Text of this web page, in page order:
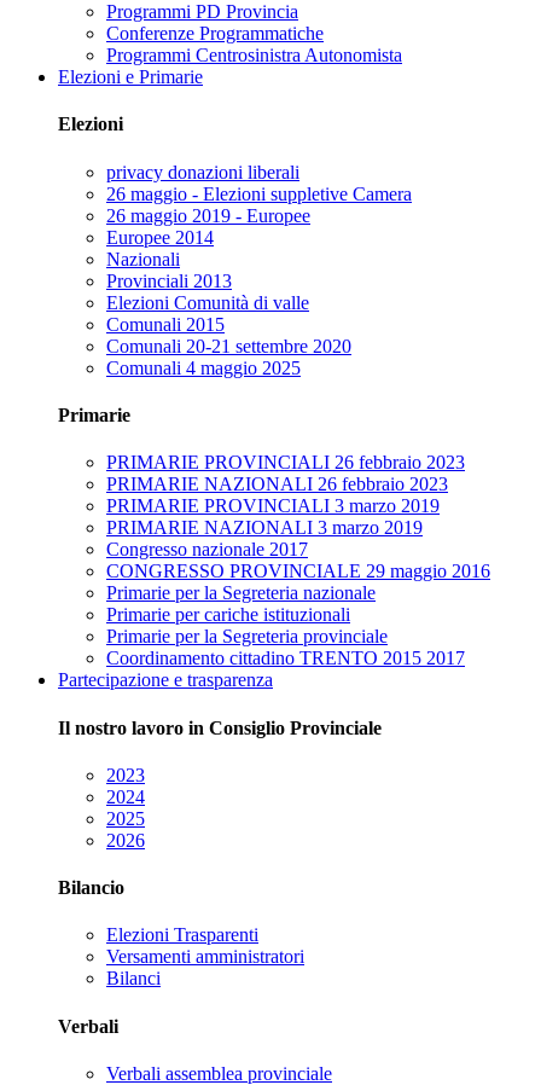
Programmi PD Provincia
Conferenze Programmatiche
Programmi Centrosinistra Autonomista
Elezioni e Primarie
Elezioni
privacy donazioni liberali
26 maggio - Elezioni suppletive Camera
26 maggio 2019 - Europee
Europee 2014
Nazionali
Provinciali 2013
Elezioni Comunità di valle
Comunali 2015
Comunali 20-21 settembre 2020
Comunali 4 maggio 2025
Primarie
PRIMARIE PROVINCIALI 26 febbraio 2023
PRIMARIE NAZIONALI 26 febbraio 2023
PRIMARIE PROVINCIALI 3 marzo 2019
PRIMARIE NAZIONALI 3 marzo 2019
Congresso nazionale 2017
CONGRESSO PROVINCIALE 29 maggio 2016
Primarie per la Segreteria nazionale
Primarie per cariche istituzionali
Primarie per la Segreteria provinciale
Coordinamento cittadino TRENTO 2015 2017
Partecipazione e trasparenza
Il nostro lavoro in Consiglio Provinciale
2023
2024
2025
2026
Bilancio
Elezioni Trasparenti
Versamenti amministratori
Bilanci
Verbali
Verbali assemblea provinciale